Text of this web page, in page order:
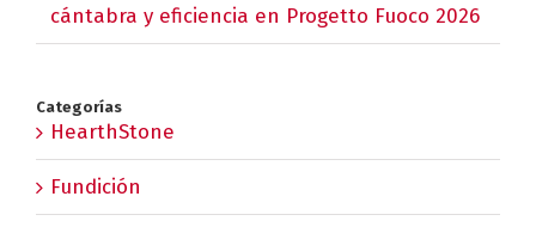
cántabra y eficiencia en Progetto Fuoco 2026
Categorías
HearthStone
Fundición